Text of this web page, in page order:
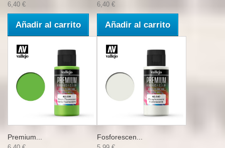
6,40 €
Añadir al carrito
6,40 €
Añadir al carrito
Premium... Fosforescen...